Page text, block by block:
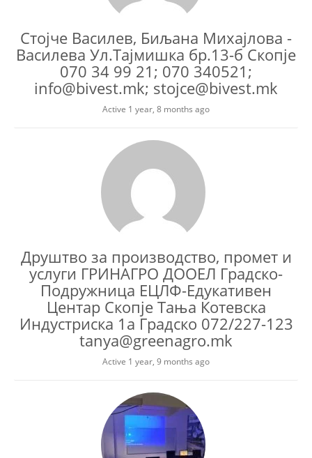
Стојче Василев, Биљана Михајлова -
Василева Ул.Тајмишка бр.13-б Скопје
070 34 99 21; 070 340521;
info@bivest.mk; stojce@bivest.mk
Active 1 year, 8 months ago
Друштво за производство, промет и
услуги ГРИНАГРО ДООЕЛ Градско-
Подружница ЕЦЛФ-Едукативен
Центар Скопје Тања Котевска
Индустриска 1а Градско 072/227-123
tanya@greenagro.mk
Active 1 year, 9 months ago